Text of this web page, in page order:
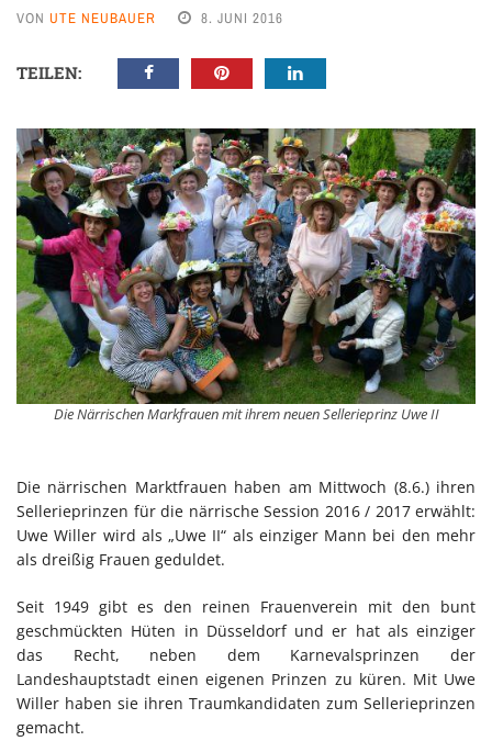
VON UTE NEUBAUER 8. JUNI 2016
TEILEN:
Die Närrischen Markfrauen mit ihrem neuen Sellerieprinz Uwe II
Die närrischen Marktfrauen haben am Mittwoch (8.6.) ihren
Sellerieprinzen für die närrische Session 2016 / 2017 erwählt:
Uwe Willer wird als „Uwe II“ als einziger Mann bei den mehr
als dreißig Frauen geduldet.
Seit 1949 gibt es den reinen Frauenverein mit den bunt
geschmückten Hüten in Düsseldorf und er hat als einziger
das Recht, neben dem Karnevalsprinzen der
Landeshauptstadt einen eigenen Prinzen zu küren. Mit Uwe
Willer haben sie ihren Traumkandidaten zum Sellerieprinzen
gemacht.